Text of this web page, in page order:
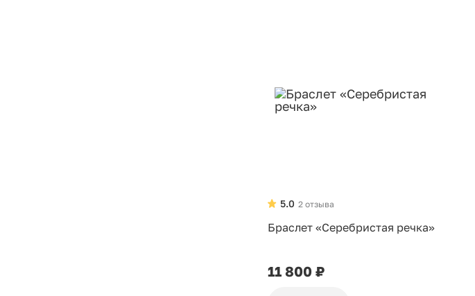
2 отзыва
5.0
Браслет «Серебристая речка»
11 800 ₽